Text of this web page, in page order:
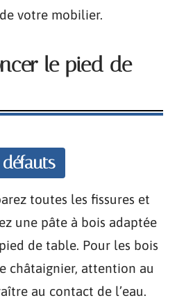
votre mobilier.
le pied de
toutes les fissures et
une pâte à bois adaptée
de table. Pour les bois
châtaignier, attention au
au contact de l’eau.